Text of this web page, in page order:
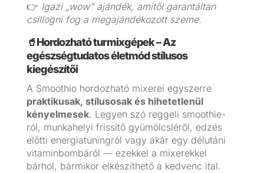
👉 Igazi „wow” ajándék, amitől garantáltan
csillogni fog a megajándékozott szeme.
🥤Hordozható turmixgépek – Az
egészségtudatos életmód stílusos
kiegészítői
A Smoothio hordozható mixerei egyszerre
praktikusak, stílusosak és hihetetlenül
kényelmesek. Legyen szó reggeli smoothie-
ról, munkahelyi frissítő gyümölcsléről, edzés
előtti energiatuningról vagy akár egy délutáni
vitaminbombáról — ezekkel a mixerekkel
bárhol, bármikor elkészíthető a kedvenc ital.